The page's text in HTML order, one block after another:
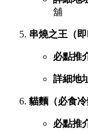
舖
串燒之王（
必點推
詳細地
貓麵（必食冷
必點推